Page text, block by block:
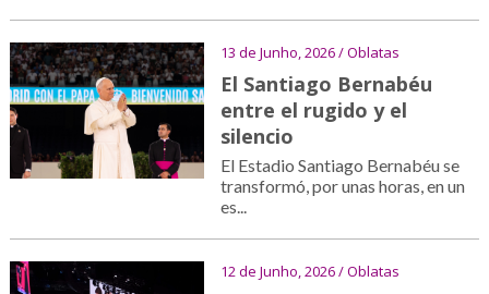
13 de Junho, 2026 / Oblatas
El Santiago Bernabéu
entre el rugido y el
silencio
El Estadio Santiago Bernabéu se
transformó, por unas horas, en un
es...
12 de Junho, 2026 / Oblatas